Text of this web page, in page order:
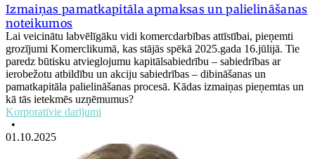
Izmaiņas pamatkapitāla apmaksas un palielināšanas
noteikumos
Lai veicinātu labvēlīgāku vidi komercdarbības attīstībai, pieņemti
grozījumi Komerclikumā, kas stājās spēkā 2025.gada 16.jūlijā. Tie
paredz būtisku atvieglojumu kapitālsabiedrību – sabiedrības ar
ierobežotu atbildību un akciju sabiedrības – dibināšanas un
pamatkapitāla palielināšanas procesā. Kādas izmaiņas pieņemtas un
kā tās ietekmēs uzņēmumus?
Korporatīvie darījumi
•
01.10.2025